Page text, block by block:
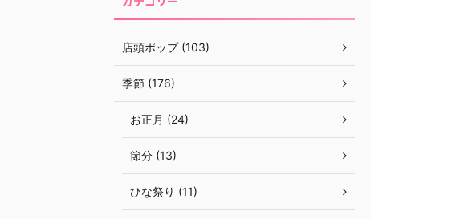
店頭ポップ (103)
季節 (176)
お正月 (24)
節分 (13)
ひな祭り (11)